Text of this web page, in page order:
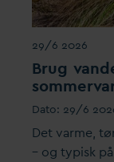
29/6 2026
Brug v
sommerv
Dato: 29/6
Det varme,
– og typisk